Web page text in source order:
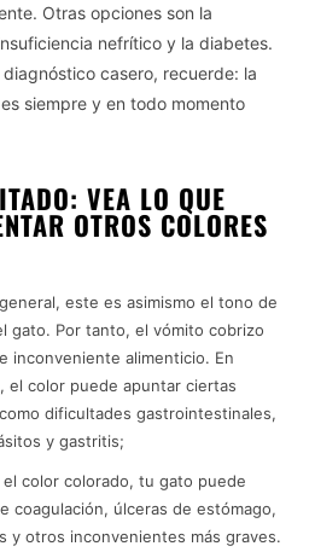
Otras opciones son la
nefrítico y la diabetes.
casero, recuerde: la
siempre y en todo momento
VEA LO QUE
OTROS COLORES
este es asimismo el tono de
gato. Por tanto, el vómito cobrizo
inconveniente alimenticio. En
el color puede apuntar ciertas
dificultades gastrointestinales,
y gastritis;
color colorado, tu gato puede
coagulación, úlceras de estómago,
y otros inconvenientes más graves.